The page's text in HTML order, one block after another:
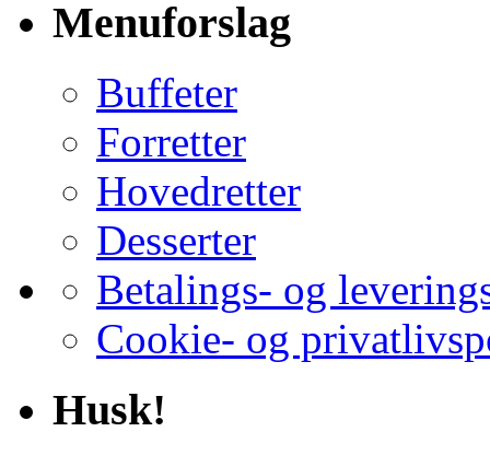
Menuforslag
Buffeter
Forretter
Hovedretter
Desserter
Betalings- og
Cookie- og
Husk!